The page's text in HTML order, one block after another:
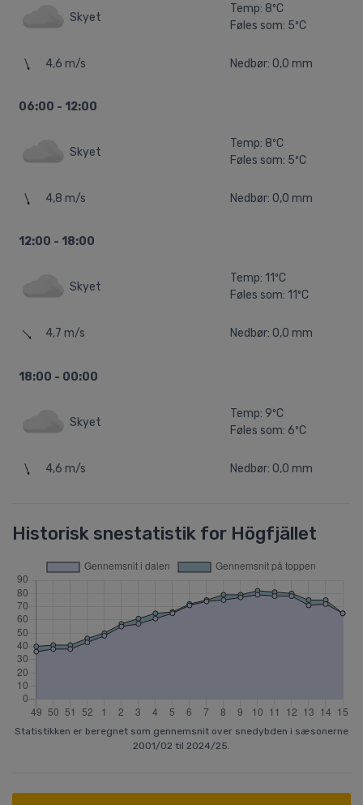
Skyet
Temp: 8ºC
Føles som: 5ºC
4,6 m/s Nedbør: 0,0 mm
06:00 - 12:00
Skyet
Temp: 8ºC
Føles som: 5ºC
4,8 m/s Nedbør: 0,0 mm
12:00 - 18:00
Skyet
Temp: 11ºC
Føles som: 11ºC
4,7 m/s Nedbør: 0,0 mm
18:00 - 00:00
Skyet
Temp: 9ºC
Føles som: 6ºC
4,6 m/s Nedbør: 0,0 mm
Historisk snestatistik for Högfjället
Statistikken er beregnet som gennemsnit over snedybden i sæsonerne
2001/02 til 2024/25.